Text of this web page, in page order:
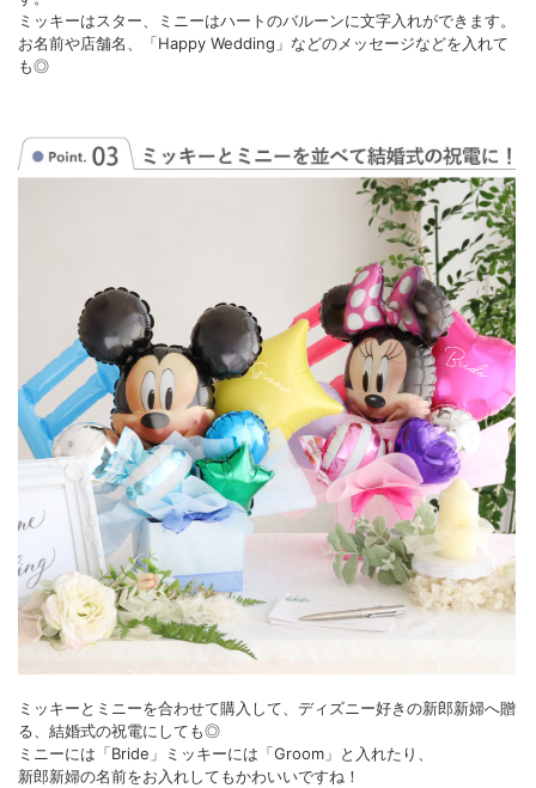
ミッキーはスター、ミニーはハートのバルーンに文字入れができます。
お名前や店舗名、「Happy Wedding」などのメッセージなどを入れて
も◎
ミッキーとミニーを合わせて購入して、ディズニー好きの新郎新婦へ贈
る、結婚式の祝電にしても◎
ミニーには「Bride」ミッキーには「Groom」と入れたり、
新郎新婦の名前をお入れしてもかわいいですね！